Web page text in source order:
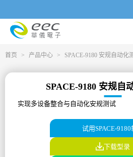
首页 > 产品中心 > SPACE-9180 安规自动化
SPACE-9180 安规自
实现多设备整合与自动化安规测试
试用SPACE-9180
下载型录